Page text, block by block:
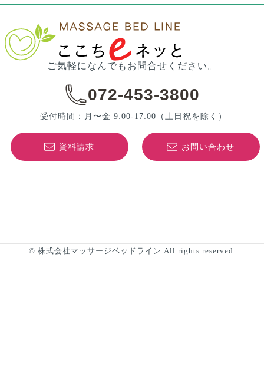
ご気軽になんでもお問合せください。
072-453-3800
受付時間：月〜金 9:00-17:00 （土日祝を除く）
資料請求 お問い合わせ
© 株式会社マッサージベッドライン All rights reserved.